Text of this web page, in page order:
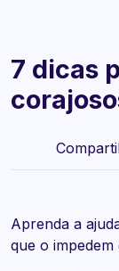
7 dicas
Aprenda a
que o